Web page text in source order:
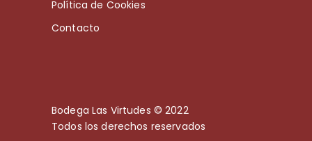
Política de Cookies
Contacto
Bodega Las Virtudes © 2022
Todos los derechos reservados